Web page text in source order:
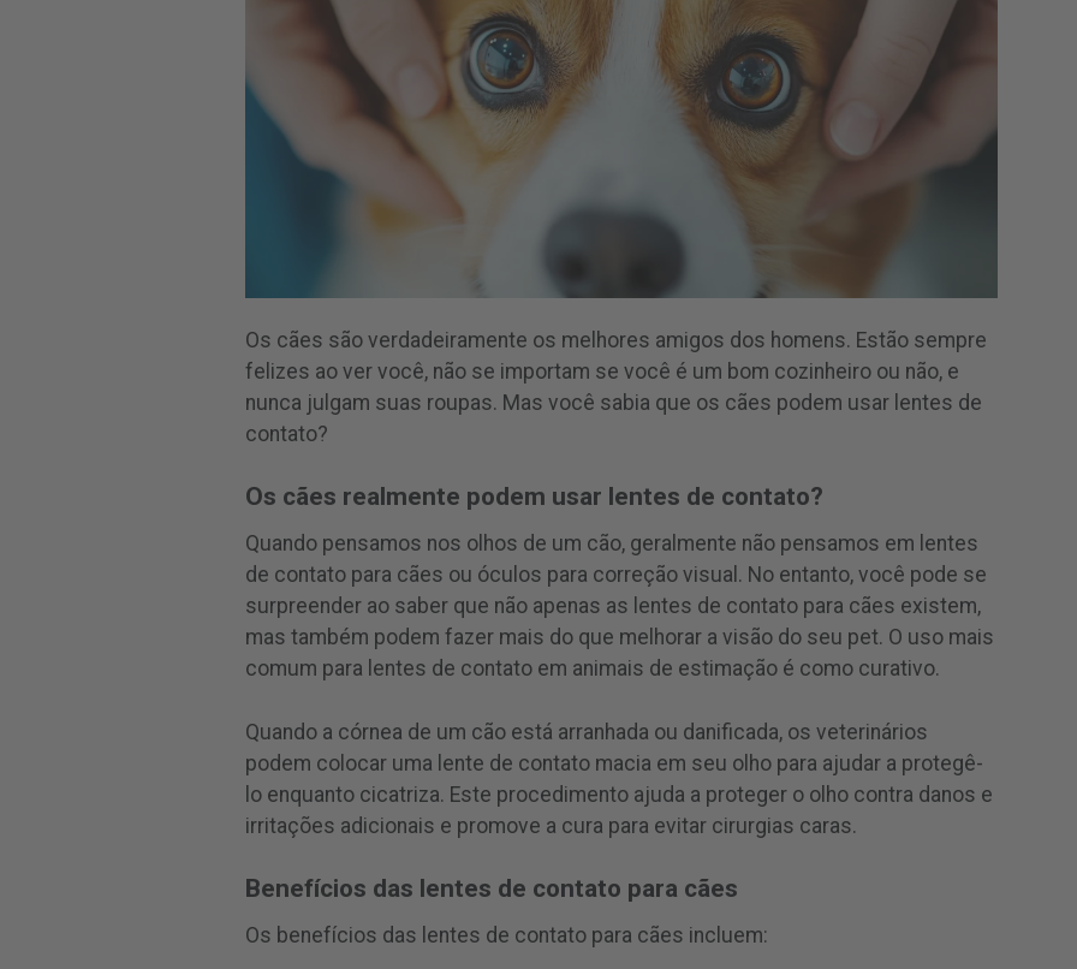
Os cães são verdadeiramente os melhores amigos dos homens. Estão sempre
felizes ao ver você, não se importam se você é um bom cozinheiro ou não, e
nunca julgam suas roupas. Mas você sabia que os cães podem usar lentes de
contato?
Os cães realmente podem usar lentes de contato?
Quando pensamos nos olhos de um cão, geralmente não pensamos em lentes
de contato para cães ou óculos para correção visual. No entanto, você pode se
surpreender ao saber que não apenas as lentes de contato para cães existem,
mas também podem fazer mais do que melhorar a visão do seu pet. O uso mais
comum para lentes de contato em animais de estimação é como curativo.
Quando a córnea de um cão está arranhada ou danificada, os veterinários
podem colocar uma lente de contato macia em seu olho para ajudar a protegê-
lo enquanto cicatriza. Este procedimento ajuda a proteger o olho contra danos e
irritações adicionais e promove a cura para evitar cirurgias caras.
Benefícios das lentes de contato para cães
Os benefícios das lentes de contato para cães incluem: